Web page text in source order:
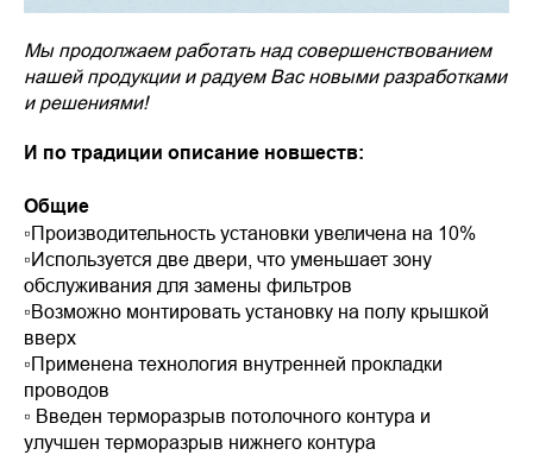
Мы продолжаем работать над совершенствованием
нашей продукции и радуем Вас новыми разработками
и решениями!
И по традиции описание новшеств:
Общие
▫️Производительность установки увеличена на 10%
▫️Используется две двери, что уменьшает зону
обслуживания для замены фильтров
▫️Возможно монтировать установку на полу крышкой
вверх
▫️Применена технология внутренней прокладки
проводов
▫️ Введен терморазрыв потолочного контура и
улучшен терморазрыв нижнего контура